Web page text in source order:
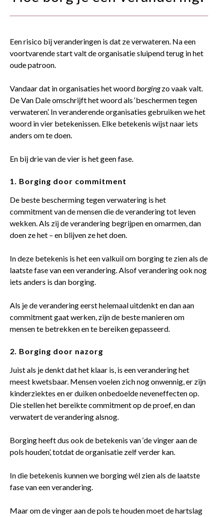
Een risico bij veranderingen is dat ze verwateren. Na een
voortvarende start valt de organisatie sluipend terug in het
oude patroon.
Vandaar dat in organisaties het woordborgingzo vaak valt.
De Van Dale omschrijft het woord als ‘beschermen tegen
verwateren’. In veranderende organisaties gebruiken we het
woord in vier betekenissen. Elke betekenis wijst naar iets
anders om te doen.
En bij drie van de vier is het geen fase.
1. Borging door commitment
De beste bescherming tegen verwatering is het
commitment van de mensen die de verandering tot leven
wekken. Als zij de verandering begrijpen en omarmen, dan
doen ze het – en blijven ze het doen.
In deze betekenis is het een valkuil om borging te zien als de
laatste fase van een verandering. Alsof verandering ook nog
iets anders is dan borging.
Als je de verandering eerst helemaal uitdenkt en dan aan
commitment gaat werken, zijn de beste manieren om
mensen te betrekken en te bereiken gepasseerd.
2. Borging door nazorg
Juist als je denkt dat het klaar is, is een verandering het
meest kwetsbaar. Mensen voelen zich nog onwennig, er zijn
kinderziektes en er duiken onbedoelde neveneffecten op.
Die stellen het bereikte commitment op de proef, en dan
verwatert de verandering alsnog.
Borging heeft dus ook de betekenis van ‘de vinger aan de
pols houden’, totdat de organisatie zelf verder kan.
In die betekenis kunnen we borging wél zien als de laatste
fase van een verandering.
Maar om de vinger aan de pols te houden moet de hartslag